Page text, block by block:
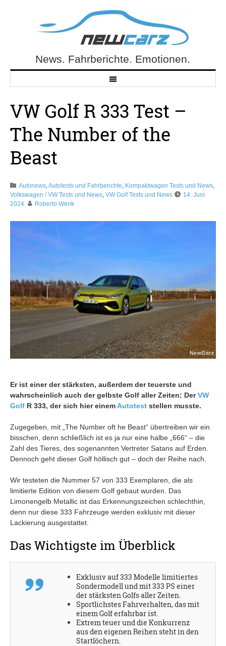
NewCarz.deNews. Fahrberichte. Emotionen.
VW Golf R 333 Test –
The Number of the
Beast
Autonews,Autotests und Fahrberichte, Kompaktwagen Tests und News,
Volkswagen / VW Tests und News, VW Golf Tests und News
14. Juni
2024
Roberto Wenk
Er ist einer der stärksten, außerdem der teuerste und
wahrscheinlich auch der gelbste Golf aller Zeiten: DerVW
Golf R 333, der sich hier einemAutotest stellen musste.
Zugegeben, mit „The Number oft he Beast“ übertreiben wir ein
bisschen, denn schließlich ist es ja nur eine halbe „666“ – die
Zahl des Tieres, des sogenannten Vertreter Satans auf Erden.
Dennoch geht dieser Golf höllisch gut – doch der Reihe nach.
Wir testeten die Nummer 57 von 333 Exemplaren, die als
limitierte Edition von diesem Golf gebaut wurden. Das
Limonengelb Metallic ist das Erkennungszeichen schlechthin,
denn nur diese 333 Fahrzeuge werden exklusiv mit dieser
Lackierung ausgestattet.
Das Wichtigste im Überblick
Exklusiv auf 333 Modelle limitiertes
Sondermodell und mit 333 PS einer
der stärksten Golfs aller Zeiten.
Sportlichstes Fahrverhalten, das mit
einem Golf erfahrbar ist.
Extrem teuer und die Konkurrenz
aus den eigenen Reihen steht in den
Startlöchern.